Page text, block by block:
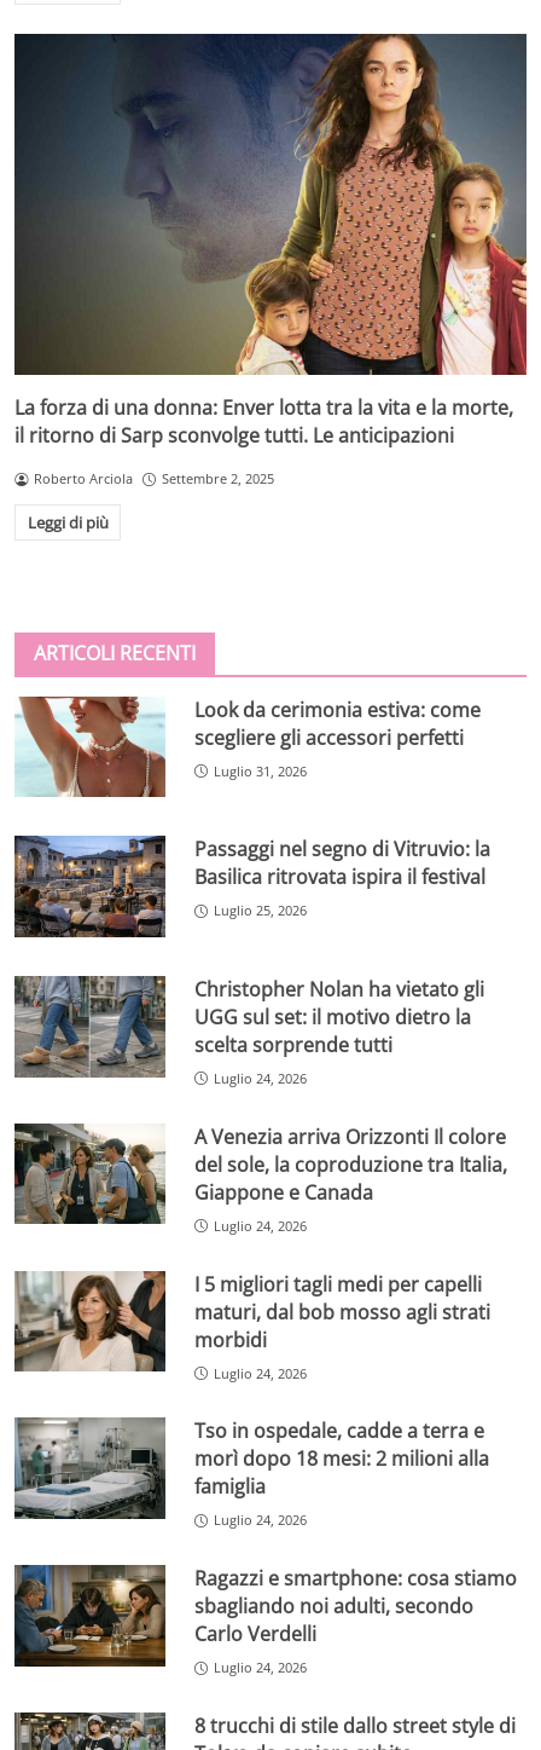
La forza di una donna: Enver lotta tra la vita e la morte,
il ritorno di Sarp sconvolge tutti. Le anticipazioni
Roberto Arciola Settembre 2, 2025
Leggi di più
ARTICOLI RECENTI
Look da cerimonia estiva: come
scegliere gli accessori perfetti
Luglio 31, 2026
Passaggi nel segno di Vitruvio: la
Basilica ritrovata ispira il festival
Luglio 25, 2026
Christopher Nolan ha vietato gli
UGG sul set: il motivo dietro la
scelta sorprende tutti
Luglio 24, 2026
A Venezia arriva Orizzonti Il colore
del sole, la coproduzione tra Italia,
Giappone e Canada
Luglio 24, 2026
I 5 migliori tagli medi per capelli
maturi, dal bob mosso agli strati
morbidi
Luglio 24, 2026
Tso in ospedale, cadde a terra e
morì dopo 18 mesi: 2 milioni alla
famiglia
Luglio 24, 2026
Ragazzi e smartphone: cosa stiamo
sbagliando noi adulti, secondo
Carlo Verdelli
Luglio 24, 2026
8 trucchi di stile dallo street style di